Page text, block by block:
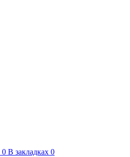
0 В закладках 0